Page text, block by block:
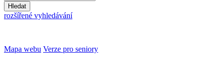
Hledat
rozšířené vyhledávání
Mapa webu Verze pro seniory